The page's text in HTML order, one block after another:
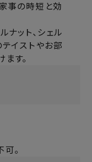
事の時短と効
ナット、シェル
テイストやお部
す。
。